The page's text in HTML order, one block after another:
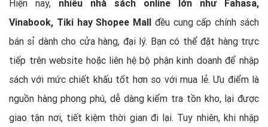
Hiện nay, nhiều nhà sách online lớn như Fahasa,
Vinabook, Tiki hay Shopee Mall đều cung cấp chính sách
bán sỉ dành cho cửa hàng, đại lý. Bạn có thể đặt hàng trực
tiếp trên website hoặc liên hệ bộ phận kinh doanh để nhập
sách với mức chiết khấu tốt hơn so với mua lẻ. Ưu điểm là
nguồn hàng phong phú, dễ dàng kiểm tra tồn kho, lại được
giao tận nơi, tiết kiệm thời gian đi lại. Tuy nhiên, khi nhập